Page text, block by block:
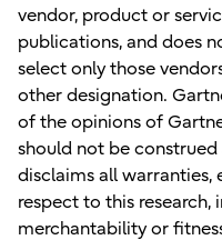
vendor, product or
publications, and does
select only those
other designation.
of the opinions of
should not be
disclaims all warranties,
respect to this
merchantability or